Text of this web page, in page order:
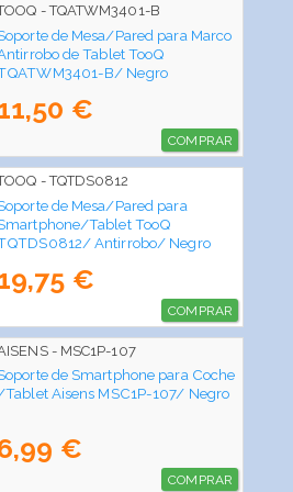
- TQATWM3401-B
de Mesa/Pared para Marco
de Tablet TooQ
B/ Negro
€
COMPRAR
- TQTDS0812
de Mesa/Pared para
Tablet TooQ
Antirrobo/ Negro
€
COMPRAR
- MSC1P-107
de Smartphone para Coche
Aisens MSC1P-107/ Negro
€
COMPRAR